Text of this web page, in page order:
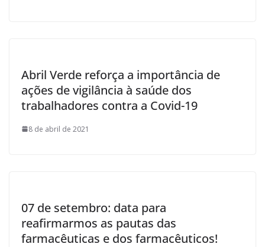
Abril Verde reforça a importância de
ações de vigilância à saúde dos
trabalhadores contra a Covid-19
8 de abril de 2021
07 de setembro: data para
reafirmarmos as pautas das
farmacêuticas e dos farmacêuticos!